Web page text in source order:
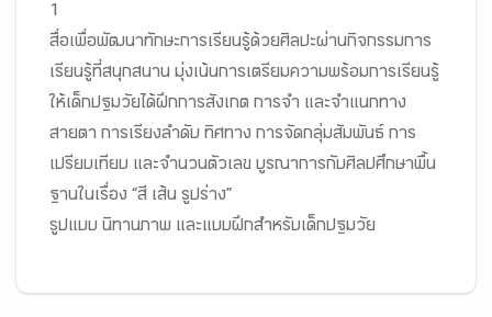
1
สื่อเพื่อพัฒนาทักษะการเรียนรู้ด้วยศิลปะผ่านกิจกรรมการ
เรียนรู้ที่สนุกสนาน มุ่งเน้นการเตรียมความพร้อมการเรียนรู้
ให้เด็กปฐมวัยได้ฝึกการสังเกต การจำ และจำแนกทาง
สายตา การเรียงลำดับ ทิศทาง การจัดกลุ่มสัมพันธ์ การ
เปรียบเทียบ และจำนวนตัวเลข บูรณาการกับศิลปศึกษาพื้น
ฐานในเรื่อง “สี เส้น รูปร่าง”
รูปแบบ นิทานภาพ และแบบฝึกสำหรับเด็กปฐมวัย